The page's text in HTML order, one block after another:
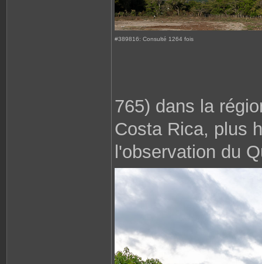
#389816: Consulté 1264 fois
765) dans la
Costa Rica, plus
l'observation du